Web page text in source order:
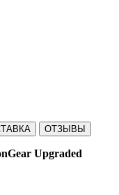
ОТЗЫВЫ
Upgraded